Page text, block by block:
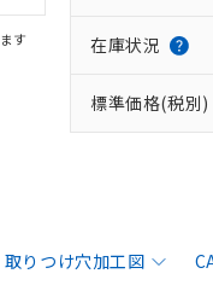
す 在庫状況
標準価格(税別)
取りつけ穴加工図